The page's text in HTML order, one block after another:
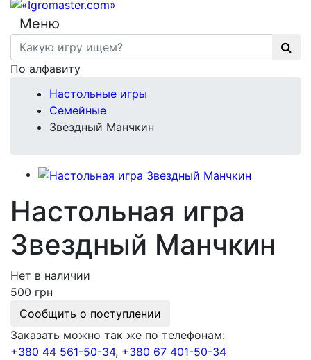
Меню
По алфавиту
Настольные игры
Семейные
Звездный Манчкин
Настольная игра
Звездный Манчкин
Нет в наличии
500 грн
Сообщить о поступлении
Заказать можно так же по телефонам:
+380 44 561-50-34, +380 67 401-50-34